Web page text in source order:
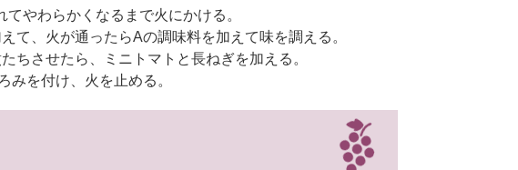
やわらかくなるまで火にかける。
て、火が通ったらAの調味料を加えて味を調える。
ちさせたら、ミニトマトと長ねぎを加える。
みを付け、火を止める。